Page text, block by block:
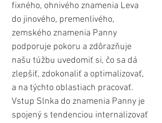
fixného, ohnivého znamenia Leva
do jinového, premenlivého,
zemského znamenia Panny
podporuje pokoru a zdôrazňuje
našu túžbu uvedomiť si, čo sa dá
zlepšiť, zdokonaliť a optimalizovať,
a na týchto oblastiach pracovať.
Vstup Slnka do znamenia Panny je
spojený s tendenciou internalizovať